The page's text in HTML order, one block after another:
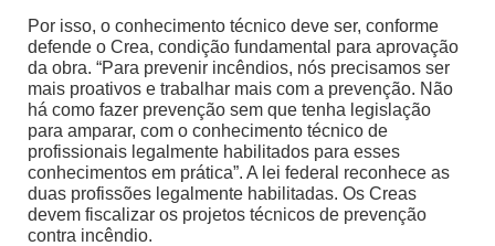
Por isso, o conhecimento técnico deve ser, conforme
defende o Crea, condição fundamental para aprovação
da obra. “Para prevenir incêndios, nós precisamos ser
mais proativos e trabalhar mais com a prevenção. Não
há como fazer prevenção sem que tenha legislação
para amparar, com o conhecimento técnico de
profissionais legalmente habilitados para esses
conhecimentos em prática”. A lei federal reconhece as
duas profissões legalmente habilitadas. Os Creas
devem fiscalizar os projetos técnicos de prevenção
contra incêndio.